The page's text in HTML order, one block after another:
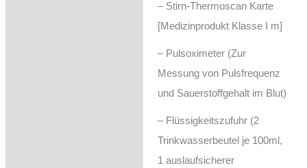
– Stirn-Thermoscan Karte
[Medizinprodukt Klasse I m]
– Pulsoximeter (Zur
Messung von Pulsfrequenz
und Sauerstoffgehalt im Blut)
– Flüssigkeitszufuhr (2
Trinkwasserbeutel je 100ml,
1 auslaufsicherer